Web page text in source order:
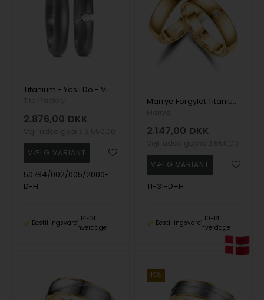
Titanium - Yes I Do - Vielsesringe med 1 x 0,05 ct diamant
2.876,00 DKK
50784/002/005/2000-
D-H
Bestillingsvare
14-21
hverdage
Marrya Forgyldt Titanium Vielsesringe med 1 stk Zirkonia
2.147,00 DKK
TI-31-D+H
Bestillingsvare
10-14
hverdage
19%